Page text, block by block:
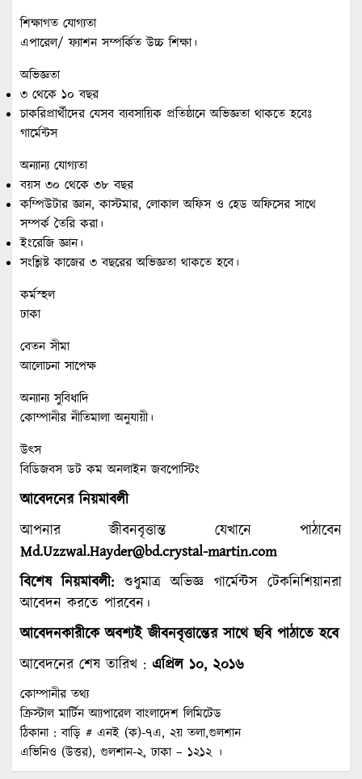
শিক্ষাগত যোগ্যতা
এপারেল/ ফ্যাশন সম্পর্কিত উচ্চ শিক্ষা।
অভিজ্ঞতা
৩ থেকে ১০ বছর
চাকরিপ্রার্থীদের যেসব ব্যবসায়িক প্রতিষ্ঠানে অভিজ্ঞতা থাকতে হবেঃ
গার্মেন্টস
অন্যান্য যোগ্যতা
বয়স ৩০ থেকে ৩৮ বছর
কম্পিউটার জ্ঞান, কাস্টমার, লোকাল অফিস ও হেড অফিসের সাথে
সম্পর্ক তৈরি করা।
ইংরেজি জ্ঞান।
সংশ্লিষ্ট কাজের ৩ বছরের অভিজ্ঞতা থাকতে হবে।
কর্মস্হল
ঢাকা
বেতন সীমা
আলোচনা সাপেক্ষ
অন্যান্য সুবিধাদি
কোম্পানীর নীতিমালা অনুযায়ী।
উত্স
বিডিজবস ডট কম অনলাইন জবপোস্টিং
আবেদনের নিয়মাবলী
আপনার জীবনবৃত্তান্ত যেখানে পাঠাবেন
Md.Uzzwal.Hayder@bd.crystal-martin.com
বিশেষ নিয়মাবলী: শুধুমাত্র অভিজ্ঞ গার্মেন্টস টেকনিশিয়ানরা
আবেদন করতে পারবেন।
আবেদনকারীকে অবশ্যই জীবনবৃত্তান্তের সাথে ছবি পাঠাতে হবে
আবেদনের শেষ তারিখ : এপ্রিল ১০, ২০১৬
কোম্পানীর তথ্য
ক্রিস্টাল মার্টিন আ্যপারেল বাংলাদেশ লিমিটেড
ঠিকানা : বাড়ি # এনই (ক)-৭এ, ২য় তলা,গুলশান
এভিনিও (উত্তর), গুলশান-২, ঢাকা – ১২১২ ।